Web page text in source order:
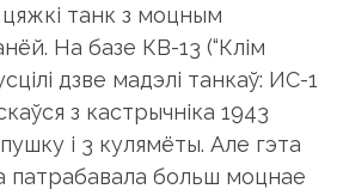
танк з моцным
На базе КВ-13 (“Клім
дзве мадэлі танкаў: ИС-1
з кастрычніка 1943
і 3 кулямёты. Але гэта
патрабавала больш моцнае